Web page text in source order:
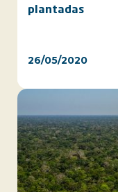
plantadas
26/05/2020